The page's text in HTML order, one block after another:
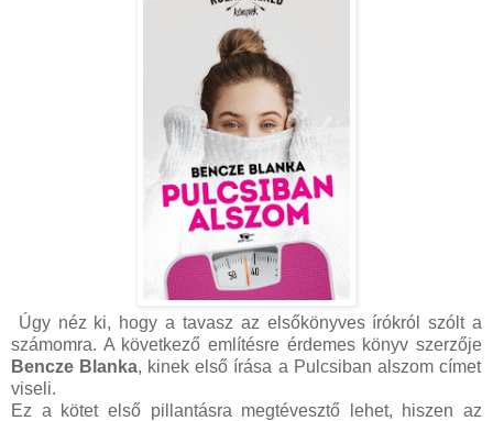
Úgy néz ki, hogy a tavasz az elsőkönyves írókról szólt a
számomra. A következő említésre érdemes könyv szerzője
Bencze Blanka, kinek első írása a Pulcsiban alszom címet
viseli.
Ez a kötet első pillantásra megtévesztő lehet, hiszen az